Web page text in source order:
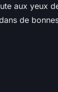
aux yeux
de